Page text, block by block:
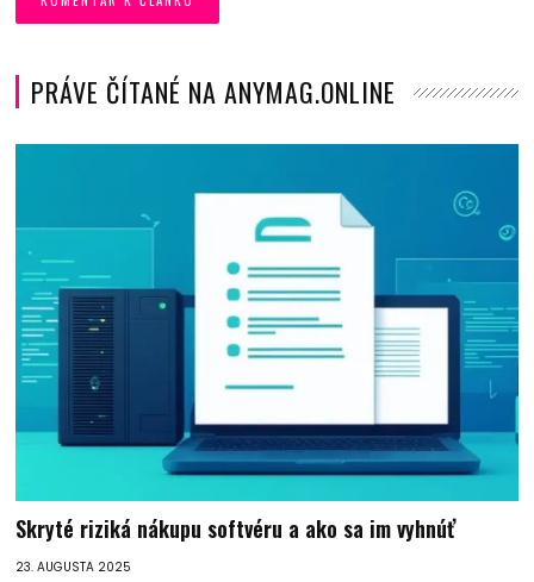
PRÁVE ČÍTANÉ NA ANYMAG.ONLINE
Skryté riziká nákupu softvéru a ako sa im vyhnúť
23. AUGUSTA 2025